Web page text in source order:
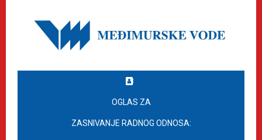
OGLAS ZA
ZASNIVANJE RADNOG ODNOSA: